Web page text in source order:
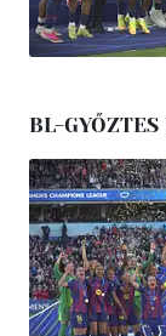
BL-